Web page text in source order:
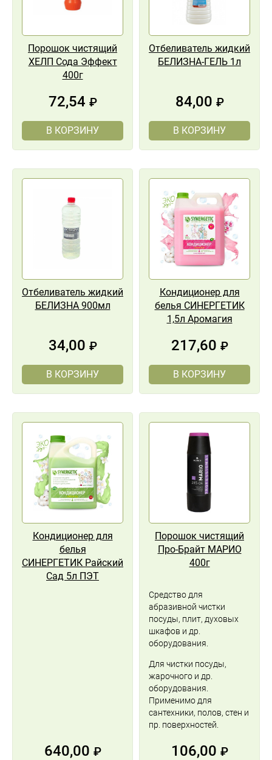
Порошок чистящий
ХЕЛП Сода Эффект
400г
72,54 ₽
В КОРЗИНУ
Отбеливатель жидкий
БЕЛИЗНА-ГЕЛЬ 1л
84,00 ₽
В КОРЗИНУ
Отбеливатель жидкий
БЕЛИЗНА 900мл
34,00 ₽
В КОРЗИНУ
Кондиционер для
белья СИНЕРГЕТИК
1,5л Аромагия
217,60 ₽
В КОРЗИНУ
Кондиционер для
белья
СИНЕРГЕТИК Райский
Сад 5л ПЭТ
640,00 ₽
Порошок чистящий
Про-Брайт МАРИО
400г
Средство для
абразивной чистки
посуды, плит, духовых
шкафов и др.
оборудования.
Для чистки посуды,
жарочного и др.
оборудования.
Применимо для
сантехники, полов, стен и
пр. поверхностей.
106,00 ₽